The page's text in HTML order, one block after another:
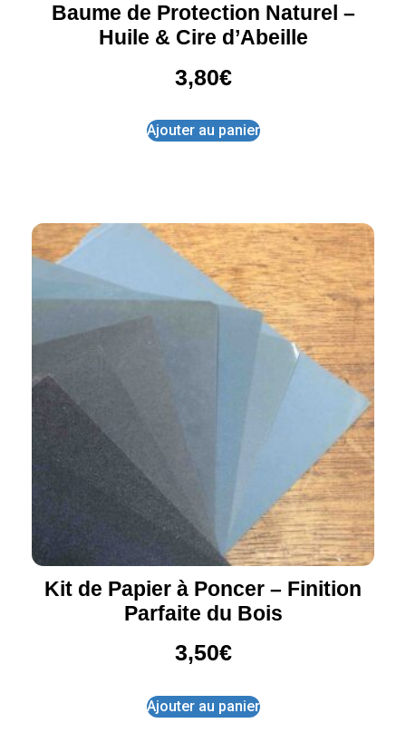
Baume de Protection Naturel –
Huile & Cire d’Abeille
3,80€
Ajouter au panier
Kit de Papier à Poncer – Finition
Parfaite du Bois
3,50€
Ajouter au panier